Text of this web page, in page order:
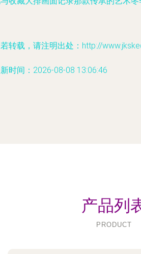
转载，请注明出处：http://
时间：2026-08-08 13:06:46
产品列
PRODUCT